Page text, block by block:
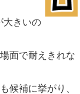
大きいの
面で耐えきれな
候補に挙がり、